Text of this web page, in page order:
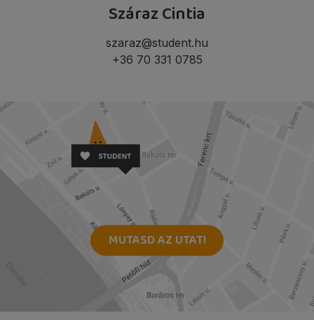
Száraz Cintia
szaraz@student.hu
+36 70 331 0785
MUTASD AZ UTAT!